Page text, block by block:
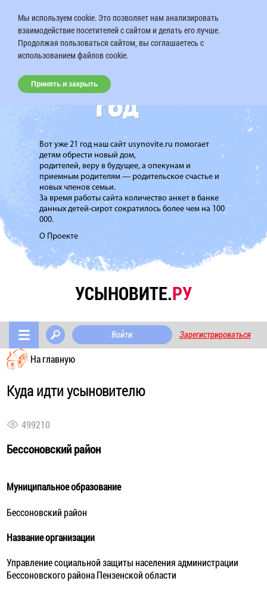
Вот уже 21 год наш сайт usynovite.ru помогает
детям обрести новый дом,
родителей, веру в будущее, а опекунам и
приемным родителям — родительское счастье и
новых членов семьи.
За время работы сайта количество анкет в банке
данных детей-сирот сократилось более чем на 100
000.
О Проекте
УСЫНОВИТЕ.РУ
Войти Зарегистрироваться
На главную
Куда идти усыновителю
499210
Бессоновский район
Муниципальное образование
Бессоновский район
Название организации
Управление социальной защиты населения администрации
Бессоновского района Пензенской области
Мы используем cookie. Это позволяет нам анализировать
взаимодействие посетителей с сайтом и делать его лучше.
Продолжая пользоваться сайтом, вы соглашаетесь с
использованием файлов cookie.
Принять и закрыть